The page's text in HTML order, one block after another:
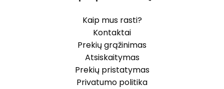
Kaip mus rasti?
Kontaktai
Prekių grąžinimas
Atsiskaitymas
Prekių pristatymas
Privatumo politika